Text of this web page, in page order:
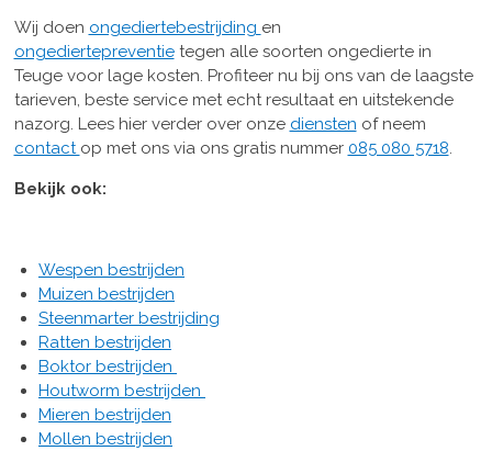
Wij doen ongediertebestrijding en
ongediertepreventietegen alle soorten ongedierte in
Teuge voor lage kosten. Profiteer nu bij ons van de laagste
tarieven, beste service met echt resultaat en uitstekende
nazorg. Lees hier verder over onze diensten of neem
contact op met ons via ons gratis nummer 085 080 5718
Bekijk ook:
Wespen bestrijden
Muizen bestrijden
Steenmarter bestrijding
Ratten bestrijden
Boktor bestrijden
Houtworm bestrijden
Mieren bestrijden
Mollen bestrijden